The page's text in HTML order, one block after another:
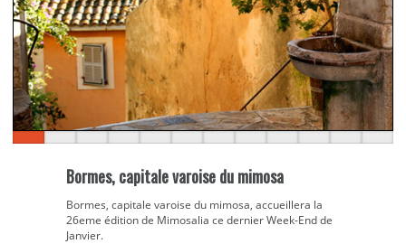
Bormes, capitale varoise du mimosa
Bormes, capitale varoise du mimosa, accueillera la
26eme édition de Mimosalia ce dernier Week-End de
Janvier.